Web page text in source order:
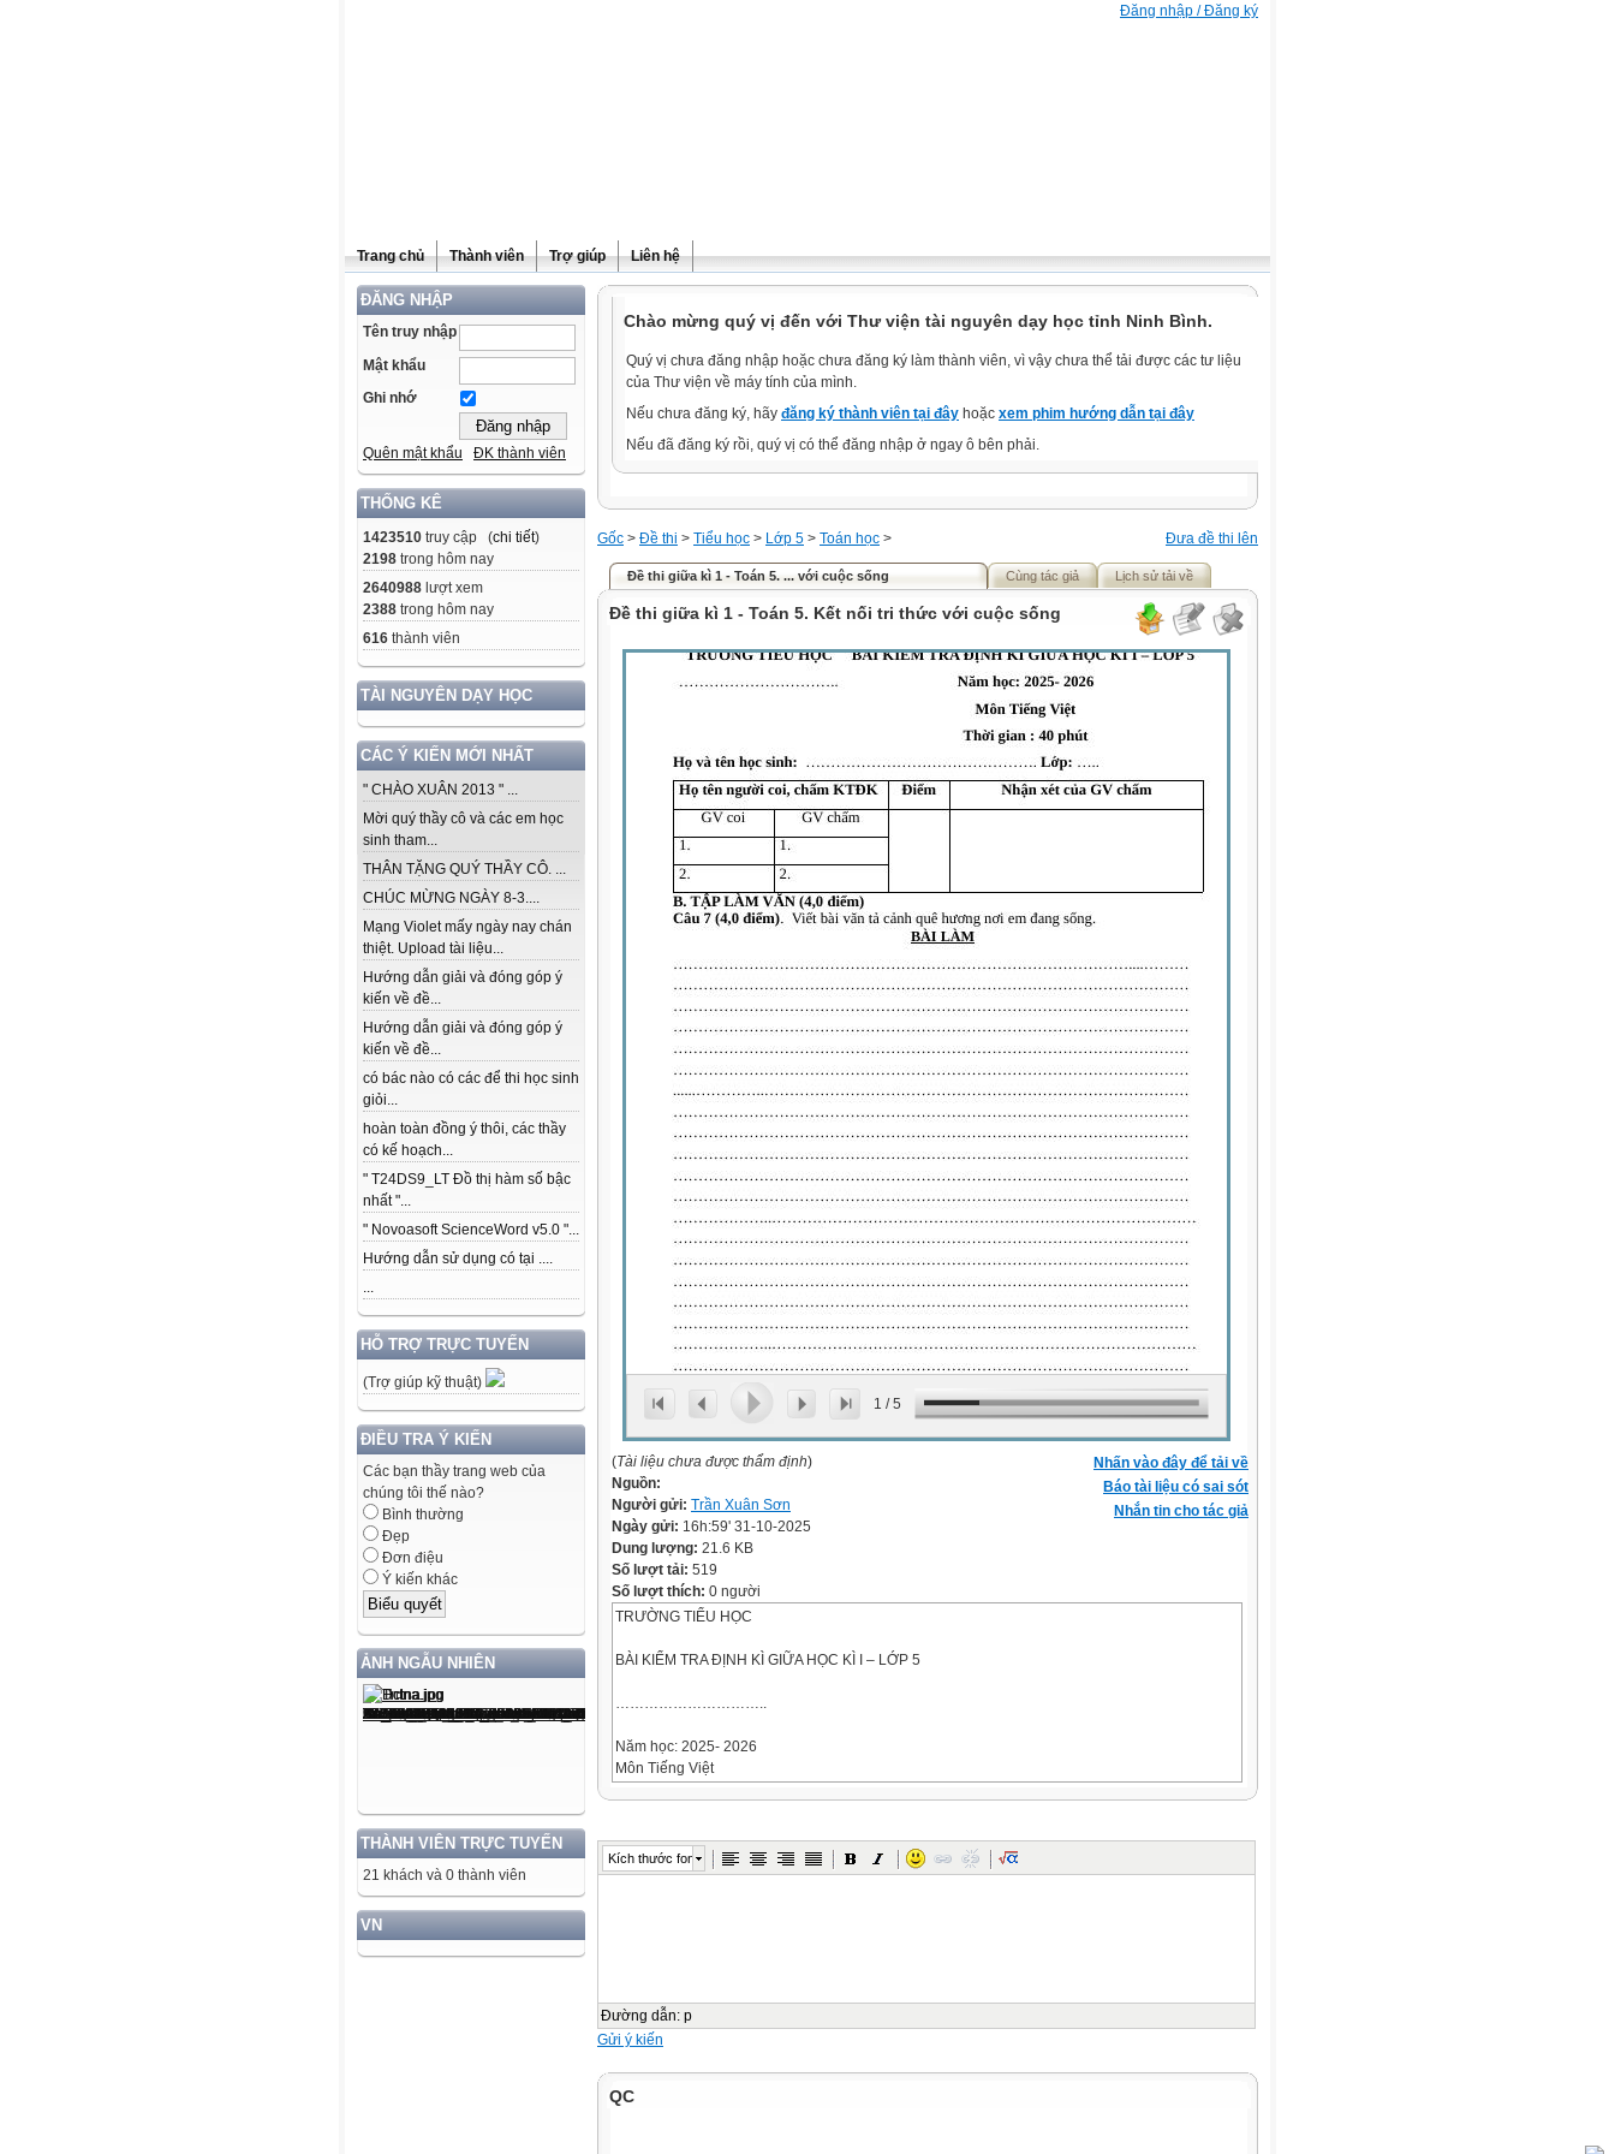
Đăng nhập / Đăng ký
Trang chủ Thành viên Trợ giúp Liên hệ
ĐĂNG NHẬP
Tên truy nhập
Mật khẩu
Ghi nhớ
Quên mật khẩu ĐK thành viên
THỐNG KÊ
1423510 truy cập (chi tiết)
2198 trong hôm nay
2640988 lượt xem
2388 trong hôm nay
616 thành viên
TÀI NGUYÊN DẠY HỌC
CÁC Ý KIẾN MỚI NHẤT
" CHÀO XUÂN 2013 " ...
Mời quý thầy cô và các em học
sinh tham...
THÂN TẶNG QUÝ THẦY CÔ. ...
CHÚC MỪNG NGÀY 8-3....
Mạng Violet mấy ngày nay chán
thiệt. Upload tài liệu...
Hướng dẫn giải và đóng góp ý
kiến về đề...
Hướng dẫn giải và đóng góp ý
kiến về đề...
có bác nào có các để thi học sinh
giỏi...
hoàn toàn đồng ý thôi, các thầy
có kế hoạch...
" T24DS9_LT Đồ thị hàm số bậc
nhất "...
" Novoasoft ScienceWord v5.0 "...
Hướng dẫn sử dụng có tại ....
...
HỖ TRỢ TRỰC TUYẾN
(Trợ giúp kỹ thuật)
ĐIỀU TRA Ý KIẾN
Các bạn thầy trang web của
chúng tôi thế nào?
Bình thường
Đẹp
Đơn điệu
Ý kiến khác
ẢNH NGẪU NHIÊN
THÀNH VIÊN TRỰC TUYẾN
21 khách và 0 thành viên
VN
Chào mừng quý vị đến với Thư viện tài nguyên dạy học tỉnh Ninh Bình.
Quý vị chưa đăng nhập hoặc chưa đăng ký làm thành viên, vì vậy chưa thể tải được các tư liệu
của Thư viện về máy tính của mình.
Nếu chưa đăng ký, hãy đăng ký thành viên tại đây hoặc xem phim hướng dẫn tại đây
Nếu đã đăng ký rồi, quý vị có thể đăng nhập ở ngay ô bên phải.
Đưa đề thi lên
Gốc > Đề thi > Tiểu học > Lớp 5 > Toán học >
Đề thi giữa kì 1 - Toán 5. ... với cuộc sống Cùng tác giả Lịch sử tải về
Đề thi giữa kì 1 - Toán 5. Kết nối tri thức với cuộc sống
1 /5
Nhấn vào đây để tải về
Báo tài liệu có sai sót
Nhắn tin cho tác giả
(Tài liệu chưa được thẩm định)
Nguồn:
Người gửi: Trần Xuân Sơn
Ngày gửi: 16h:59' 31-10-2025
Dung lượng: 21.6 KB
Số lượt tải: 519
Số lượt thích: 0 người
TRƯỜNG TIỂU HỌC
BÀI KIỂM TRA ĐỊNH KÌ GIỮA HỌC KÌ I – LỚP 5
…………………………..
Năm học: 2025- 2026
Môn Tiếng Việt
Họ tên người coi, chấm KTĐK
GV coi
GV chấm
1.
1.
Kích thước font
Đường dẫn: p
Gửi ý kiến
QC